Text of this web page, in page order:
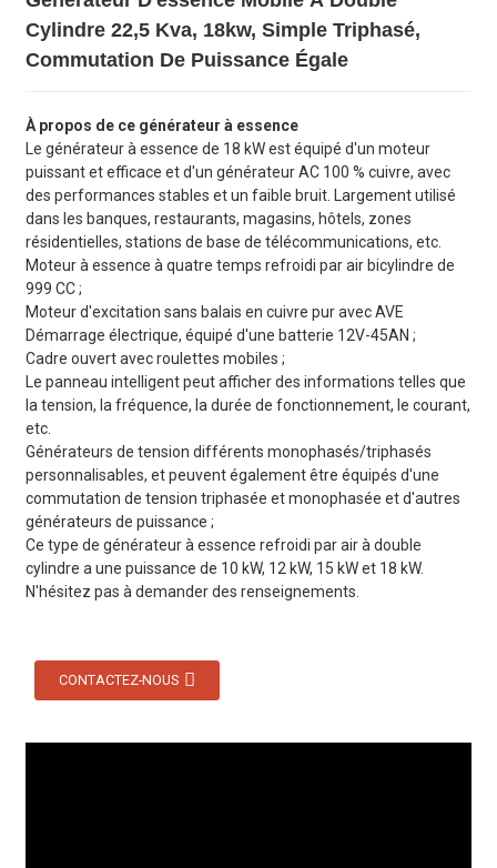
Cylindre 22,5 Kva, 18kw, Simple Triphasé,
Commutation De Puissance Égale
À propos de ce générateur à essence
Le générateur à essence de 18 kW est équipé d'un moteur
puissant et efficace et d'un générateur AC 100 % cuivre, avec
des performances stables et un faible bruit. Largement utilisé
dans les banques, restaurants, magasins, hôtels, zones
résidentielles, stations de base de télécommunications, etc.
Moteur à essence à quatre temps refroidi par air bicylindre de
999 CC ;
Moteur d'excitation sans balais en cuivre pur avec AVE
Démarrage électrique, équipé d'une batterie 12V-45AN ;
Cadre ouvert avec roulettes mobiles ;
Le panneau intelligent peut afficher des informations telles que
la tension, la fréquence, la durée de fonctionnement, le courant,
etc.
Générateurs de tension différents monophasés/triphasés
personnalisables, et peuvent également être équipés d'une
commutation de tension triphasée et monophasée et d'autres
générateurs de puissance ;
Ce type de générateur à essence refroidi par air à double
cylindre a une puissance de 10 kW, 12 kW, 15 kW et 18 kW.
N'hésitez pas à demander des renseignements.
CONTACTEZ-NOUS